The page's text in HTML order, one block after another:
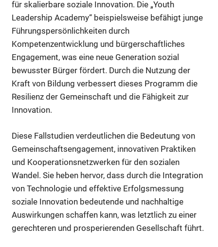
für skalierbare soziale Innovation. Die „Youth
Leadership Academy“ beispielsweise befähigt junge
Führungspersönlichkeiten durch
Kompetenzentwicklung und bürgerschaftliches
Engagement, was eine neue Generation sozial
bewusster Bürger fördert. Durch die Nutzung der
Kraft von Bildung verbessert dieses Programm die
Resilienz der Gemeinschaft und die Fähigkeit zur
Innovation.
Diese Fallstudien verdeutlichen die Bedeutung von
Gemeinschaftsengagement, innovativen Praktiken
und Kooperationsnetzwerken für den sozialen
Wandel. Sie heben hervor, dass durch die Integration
von Technologie und effektive Erfolgsmessung
soziale Innovation bedeutende und nachhaltige
Auswirkungen schaffen kann, was letztlich zu einer
gerechteren und prosperierenden Gesellschaft führt.